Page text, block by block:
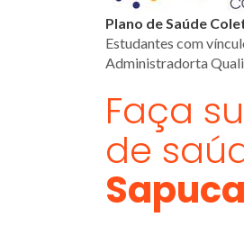
Plano de Saúde
Estudantes com
Administradorta
Faça
de